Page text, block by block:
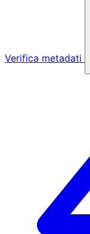
Verifica metadati